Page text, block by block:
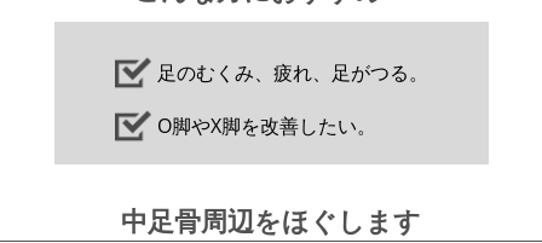
足のむくみ、疲れ、足がつる。
O脚やX脚を改善したい。
中足骨周辺をほぐします